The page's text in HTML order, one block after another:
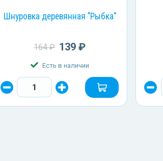
Шнуровка деревянная "Рыбка"
164 ₽ 139 ₽
Есть в наличии